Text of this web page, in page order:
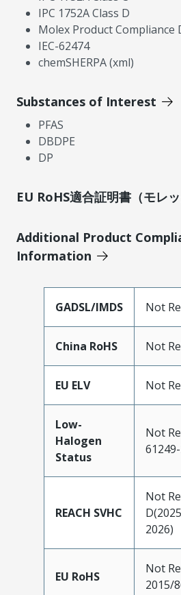
IPC 1752A Class D
Molex Product Compliance
IEC-62474
chemSHERPA (xml)
Substances of Interest
PFAS
DBDPE
DP
EU RoHS適合証明書（モレッ
Additional Product
Information
GADSL/IMDS Not
China RoHS Not
EU ELV Not
Low-
Halogen
Status
Not
REACH SVHC
Not
2026)
EU RoHS
Not
2015/